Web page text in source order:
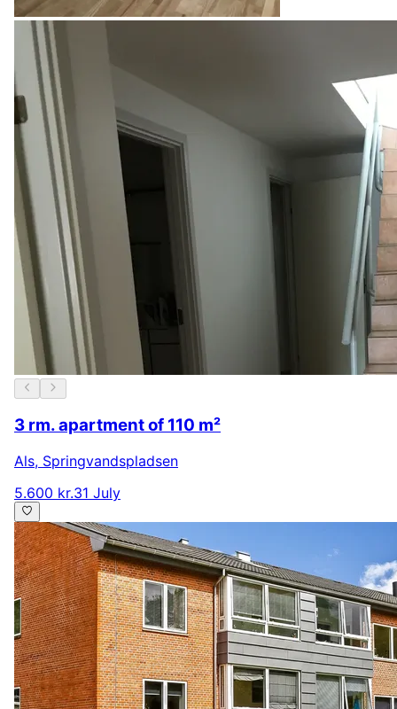
3 rm. apartment of 110 m²
Als, Springvandspladsen
5.600 kr.31 July